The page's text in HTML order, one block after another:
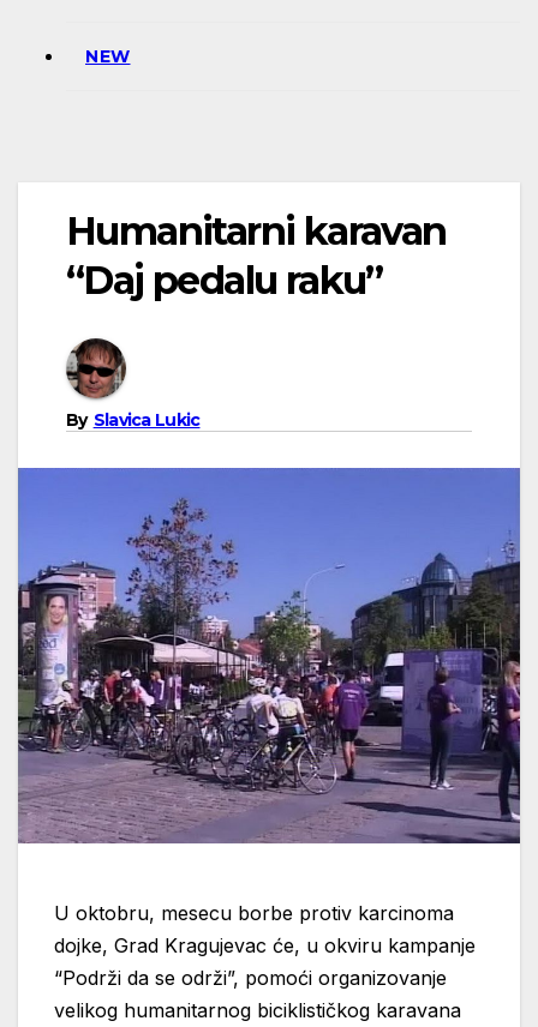
NEW
Humanitarni karavan
“Daj pedalu raku”
By Slavica Lukic
U oktobru, mesecu borbe protiv karcinoma
dojke, Grad Kragujevac će, u okviru kampanje
“Podrži da se održi”, pomoći organizovanje
velikog humanitarnog biciklističkog karavana